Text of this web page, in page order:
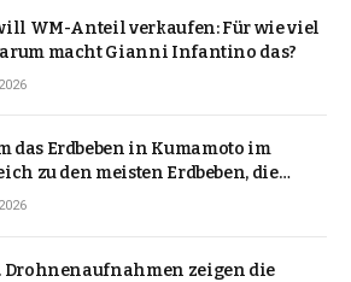
WM-Anteil verkaufen: Für wie viel
macht Gianni Infantino das?
das Erdbeben in Kumamoto im
zu den meisten Erdbeben, die
erschütterten, ungewöhnlich ist
Drohnenaufnahmen zeigen die